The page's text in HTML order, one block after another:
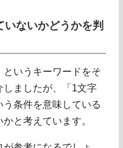
ないかどうかを判
というキーワードをそ
ましたが、「1文字
条件を意味している
と考えています。